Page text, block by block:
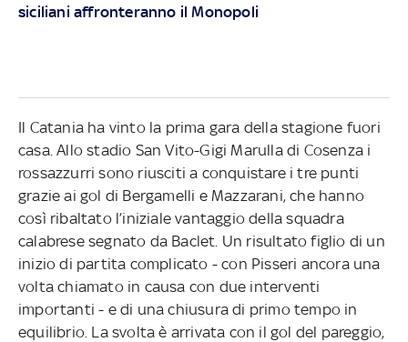
siciliani affronteranno il Monopoli
Il Catania ha vinto la prima gara della stagione fuori
casa. Allo stadio San Vito-Gigi Marulla di Cosenza i
rossazzurri sono riusciti a conquistare i tre punti
grazie ai gol di Bergamelli e Mazzarani, che hanno
così ribaltato l’iniziale vantaggio della squadra
calabrese segnato da Baclet. Un risultato figlio di un
inizio di partita complicato - con Pisseri ancora una
volta chiamato in causa con due interventi
importanti - e di una chiusura di primo tempo in
equilibrio. La svolta è arrivata con il gol del pareggio,